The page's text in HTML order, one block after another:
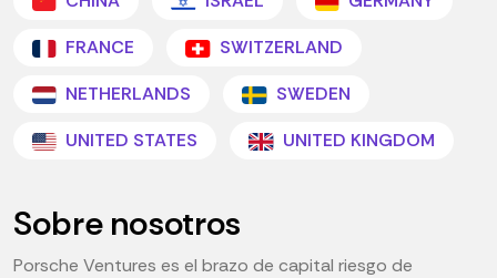
FRANCE
SWITZERLAND
NETHERLANDS
SWEDEN
UNITED STATES
UNITED KINGDOM
Sobre nosotros
Porsche Ventures es el brazo de capital riesgo de